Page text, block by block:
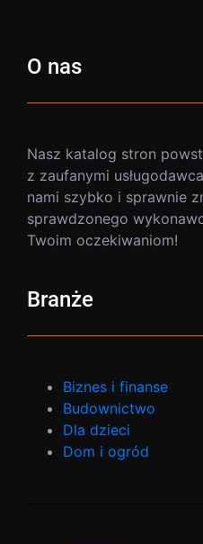
O nas
Nasz katalog stron
z zaufanymi
nami szybko i sprawnie
sprawdzonego
Twoim oczekiwaniom!
Branże
Biznes i finanse
Budownictwo
Dla dzieci
Dom i ogród